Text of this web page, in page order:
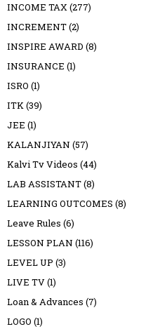
INCOME TAX(277)
INCREMENT(2)
INSPIRE AWARD (8)
INSURANCE (1)
ISRO (1)
ITK(39)
JEE (1)
KALANJIYAN (57)
Kalvi Tv Videos (44)
LAB ASSISTANT(8)
LEARNING OUTCOMES (8)
Leave Rules (6)
LESSON PLAN (116)
LEVEL UP (3)
LIVE TV(1)
Loan & Advances (7)
LOGO (1)